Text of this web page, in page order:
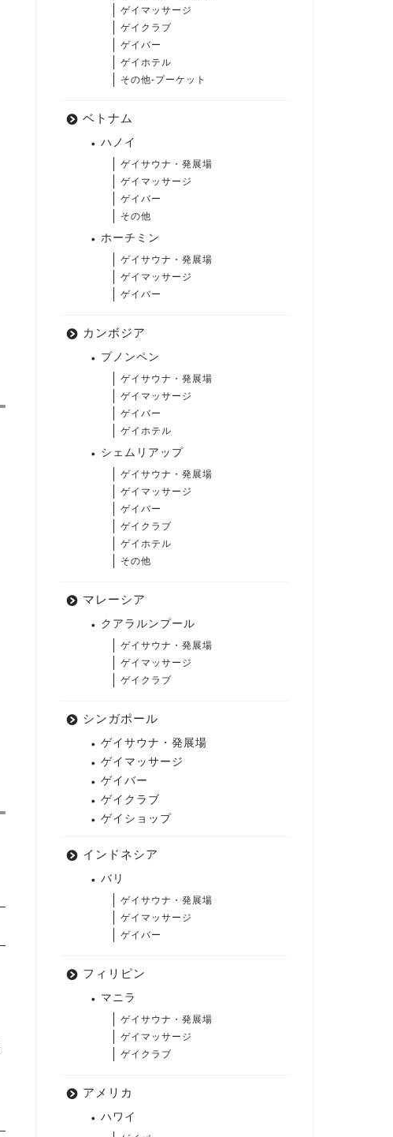
ゲイマッサージ
ゲイクラブ
ゲイバー
ゲイホテル
その他-プーケット
ベトナム
ハノイ
ゲイサウナ・発展場
ゲイマッサージ
ゲイバー
その他
ホーチミン
ゲイサウナ・発展場
ゲイマッサージ
ゲイバー
カンボジア
プノンペン
ゲイサウナ・発展場
ゲイマッサージ
ゲイバー
ゲイホテル
シェムリアップ
ゲイサウナ・発展場
ゲイマッサージ
ゲイバー
ゲイクラブ
ゲイホテル
その他
マレーシア
クアラルンプール
ゲイサウナ・発展場
ゲイマッサージ
ゲイクラブ
シンガポール
ゲイサウナ・発展場
ゲイマッサージ
ゲイバー
ゲイクラブ
ゲイショップ
インドネシア
バリ
ゲイサウナ・発展場
ゲイマッサージ
ゲイバー
フィリピン
マニラ
ゲイサウナ・発展場
ゲイマッサージ
ゲイクラブ
アメリカ
ハワイ